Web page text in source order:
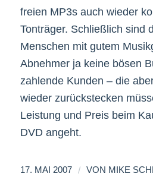
freien MP3s auch wieder
Tonträger. Schließlich sind
Menschen mit gutem
Abnehmer ja keine bösen
zahlende Kunden – die
wieder zurückstecken
Leistung und Preis beim
DVD angeht.
17. MAI 2007 / VON MIKE